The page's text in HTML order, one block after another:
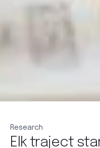
Research
Elk traject